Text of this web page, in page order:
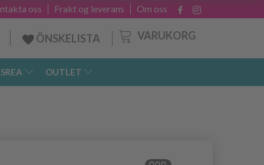
Om oss
Frakt og leverans
oss
VARUKORG
ÖNSKELISTA
OUTLET